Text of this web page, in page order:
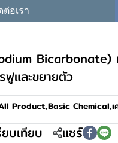
ต่อเรา
Bicarbonate)
ฟูและขยายตัว
Product,Basic Chemical,
ยบเทียบ แชร์